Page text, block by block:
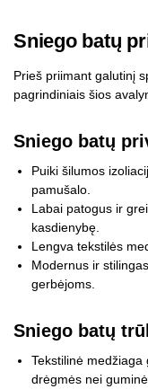
Sniego batų
Prieš priimant galutinį
pagrindiniais šios
Sniego batų
Puiki šilumos
pamušalo.
Labai patogus ir
kasdienybę.
Lengva tekstilės
Modernus ir
gerbėjoms.
Sniego batų
Tekstilinė
drėgmės nei